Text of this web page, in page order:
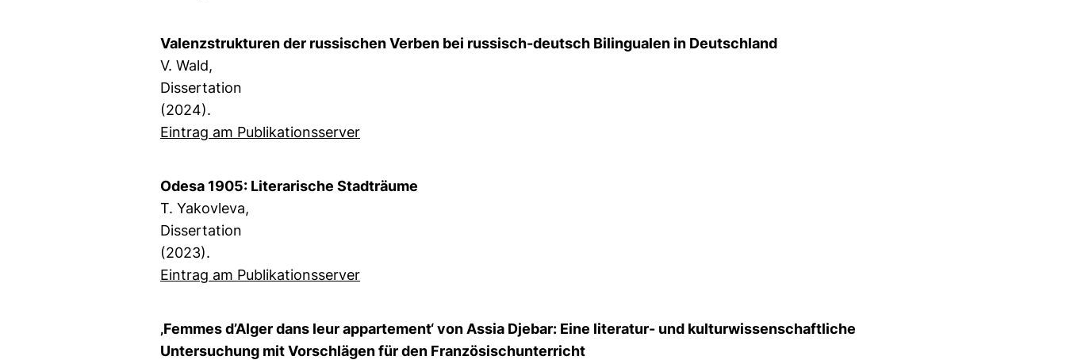
Valenzstrukturen der russischen Verben bei russisch-deutsch Bilingualen in Deutschland
V. Wald,
Dissertation
(2024).
Eintrag am Publikationsserver
Odesa 1905: Literarische Stadträume
T. Yakovleva,
Dissertation
(2023).
Eintrag am Publikationsserver
‚Femmes d’Alger dans leur appartement‘ von Assia Djebar: Eine literatur- und kulturwissenschaftliche
Untersuchung mit Vorschlägen für den Französischunterricht